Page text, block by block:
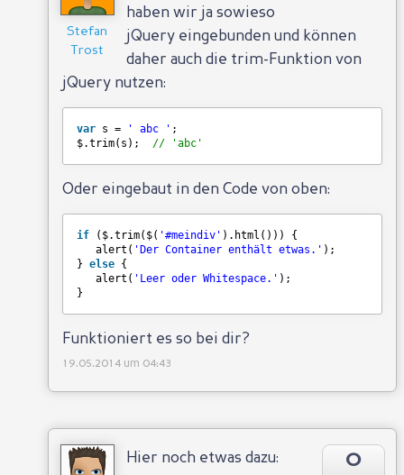
Stefan
Trost
haben wir ja sowieso
jQuery eingebunden und können
daher auch die trim-Funktion von
jQuery nutzen:
var s = ' abc ' ;
$.trim(s); // 'abc'
Oder eingebaut in den Code von oben:
if ($.trim($( '#meindiv' ).html())) {
alert( 'Der Container enthält etwas.' );
} else {
alert( 'Leer oder Whitespace.' );
}
Funktioniert es so bei dir?
19.05.2014 um 04:43
0
Hier noch etwas dazu: